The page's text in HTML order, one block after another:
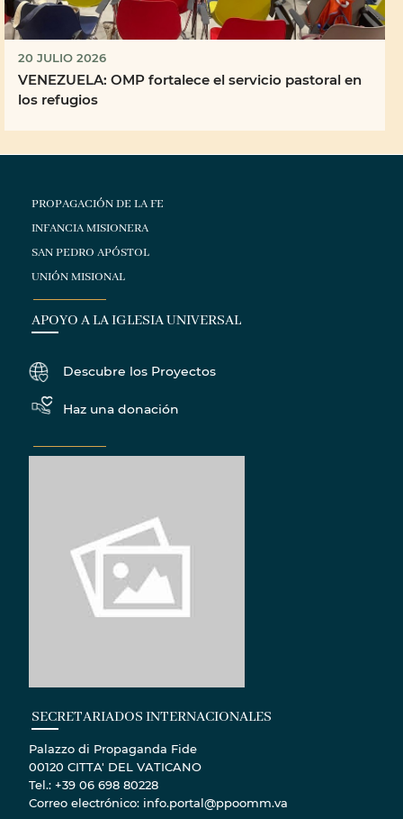
20 JULIO 2026
VENEZUELA: OMP fortalece el servicio pastoral en
los refugios
PROPAGACIÓN DE LA FE
INFANCIA MISIONERA
SAN PEDRO APÓSTOL
UNIÓN MISIONAL
APOYO A LA IGLESIA UNIVERSAL
Descubre los Proyectos
Haz una donación
SECRETARIADOS INTERNACIONALES
Palazzo di Propaganda Fide
00120 CITTA' DEL VATICANO
Tel.: +39 06 698 80228
Correo electrónico: info.portal@ppoomm.va